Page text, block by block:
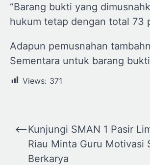
“Barang bukti yang
hukum tetap dengan total 73
Adapun pemusnahan
Sementara untuk barang
Views: 371
Navigasi
pos
⟵Kunjungi SMAN 1 Pasir
Riau Minta Guru Motivasi
Berkarya